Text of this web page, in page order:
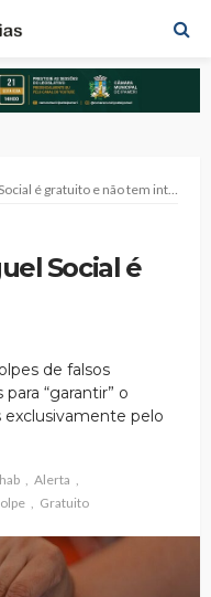
gratuito e não tem intermediários
Social é
de falsos
“garantir” o
exclusivamente pelo
Alerta
Gratuito